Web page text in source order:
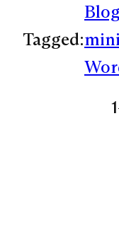
Tagged:
Blog